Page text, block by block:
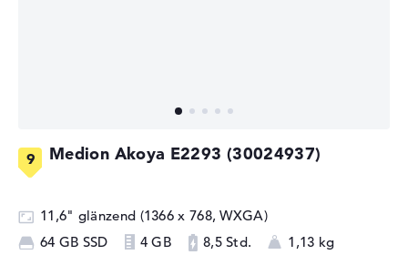
Medion Akoya E2293 (30024937)
11,6" glänzend (1366 x 768, WXGA)
64 GB SSD
4 GB 8,5 Std. 1,13 kg